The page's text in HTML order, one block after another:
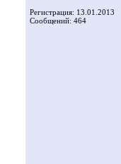
Регистрация: 13.01.2013
Сообщений: 464